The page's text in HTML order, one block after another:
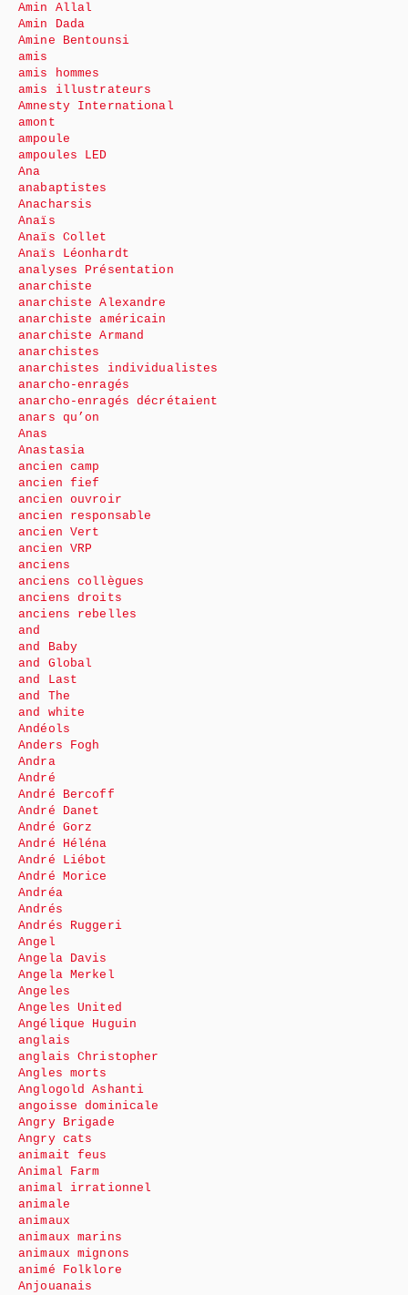
Amin Allal
Amin Dada
Amine Bentounsi
amis
amis hommes
amis illustrateurs
Amnesty International
amont
ampoule
ampoules LED
Ana
anabaptistes
Anacharsis
Anaïs
Anaïs Collet
Anaïs Léonhardt
analyses Présentation
anarchiste
anarchiste Alexandre
anarchiste américain
anarchiste Armand
anarchistes
anarchistes individualistes
anarcho-enragés
anarcho-enragés décrétaient
anars qu’on
Anas
Anastasia
ancien camp
ancien fief
ancien ouvroir
ancien responsable
ancien Vert
ancien VRP
anciens
anciens collègues
anciens droits
anciens rebelles
and
and Baby
and Global
and Last
and The
and white
Andéols
Anders Fogh
Andra
André
André Bercoff
André Danet
André Gorz
André Héléna
André Liébot
André Morice
Andréa
Andrés
Andrés Ruggeri
Angel
Angela Davis
Angela Merkel
Angeles
Angeles United
Angélique Huguin
anglais
anglais Christopher
Angles morts
Anglogold Ashanti
angoisse dominicale
Angry Brigade
Angry cats
animait feus
Animal Farm
animal irrationnel
animale
animaux
animaux marins
animaux mignons
animé Folklore
Anjouanais